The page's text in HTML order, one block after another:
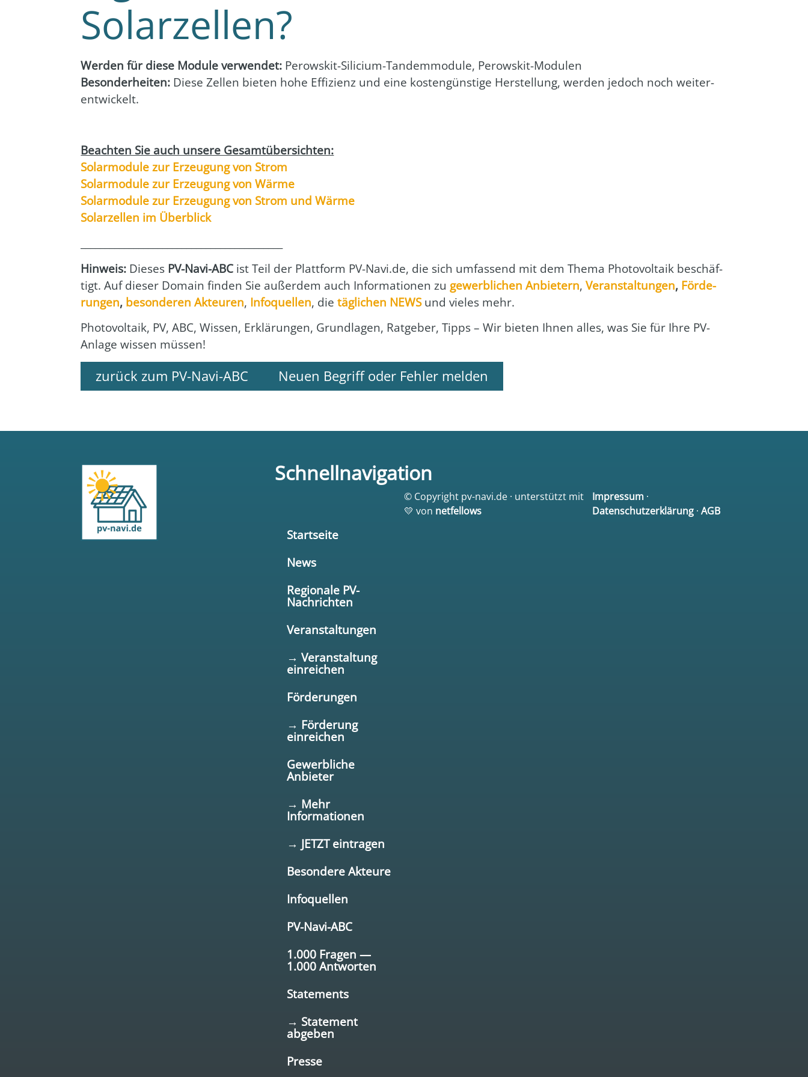
Solarzellen?
Wer­den für die­se Modu­le ver­wen­det: Perow­skit-Sili­ci­um-Tan­dem­mo­du­le, Perow­skit-Modu­len
Beson­der­hei­ten: Die­se Zel­len bie­ten hohe Effi­zi­enz und eine kos­ten­güns­ti­ge Her­stel­lung, wer­den jedoch noch wei­ter­
ent­wi­ckelt.
Beach­ten Sie auch unse­re Gesamt­über­sich­ten:
Solar­mo­du­le zur Erzeu­gung von Strom
Solar­mo­du­le zur Erzeu­gung von Wär­me
Solar­mo­du­le zur Erzeu­gung von Strom und Wär­me
Solar­zel­len im Über­blick
Hin­weis: Die­ses PV-Navi-ABC ist Teil der Platt­form PV-Navi.de, die sich umfas­send mit dem The­ma Pho­to­vol­ta­ik beschäf­
tigt. Auf die­ser Domain fin­den Sie außer­dem auch Infor­ma­tio­nen zu gewerb­li­chen Anbie­tern,Ver­an­stal­tun­gen, För­de­
run­gen, beson­de­ren Akteu­ren, Info­quel­len, dietäg­li­chen NEWSund vie­les mehr.
Pho­to­vol­ta­ik, PV, ABC, Wis­sen, Erklä­run­gen, Grund­la­gen, Rat­ge­ber, Tipps – Wir bie­ten Ihnen alles, was Sie für Ihre PV-
Anla­ge wis­sen müs­sen!
zurück zum PV-Navi-ABC Neuen Begriff oder Fehler melden
Schnellnavigation
Startseite
News
Regionale PV-
Nachrichten
Veranstaltungen
→ Veranstaltung
einreichen
Förderungen
→ Förderung
einreichen
Gewerbliche
Anbieter
→ Mehr
Informationen
→ JETZT eintragen
Besondere Akteure
Infoquellen
PV-Navi-ABC
1.000 Fragen —
1.000 Antworten
Statements
→ Statement
abgeben
Presse
© Copyright pv-navi.de · unterstützt mit
💛 von netfellows
Impressum·
Datenschutzerklärung· AGB